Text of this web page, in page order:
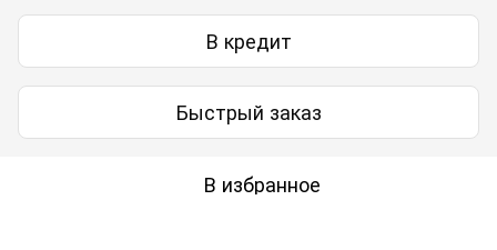
В кредит
Быстрый заказ
В избранное